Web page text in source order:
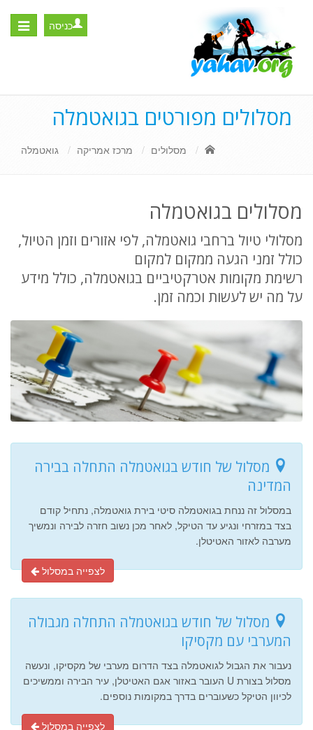
Toggle
כניסה
מסלולים מפורטים בגואטמלה
מסלולים מרכז אמריקה גואטמלה
מסלולים בגואטמלה
מסלולי טיול ברחבי גואטמלה, לפי אזורים וזמן הטיול,
כולל זמני הגעה ממקום למקום
רשימת מקומות אטרקטיביים בגואטמלה, כולל מידע
על מה יש לעשות וכמה זמן.
מסלול של חודש בגואטמלה התחלה בבירה
המדינה
במסלול זה ננחת בגואטמלה סיטי בירת גואטמלה, נתחיל קודם
בצד במזרחי ונגיע עד הטיקל, לאחר מכן נשוב חזרה לבירה ונמשיך
מערבה לאזור האטיטלן.
לצפייה במסלול
מסלול של חודש בגואטמלה התחלה מגבולה
המערבי עם מקסיקו
נעבור את הגבול לגואטמלה בצד הדרום מערבי של מקסיקו, ונעשה
מסלול בצורת U העובר באזור אגם האטיטלן, עיר הבירה וממשיכים
לכיוון הטיקל כשעוברים בדרך במקומות נוספים.
לצפייה במסלול